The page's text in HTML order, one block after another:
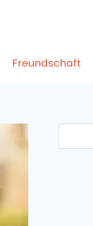
Freundschaft